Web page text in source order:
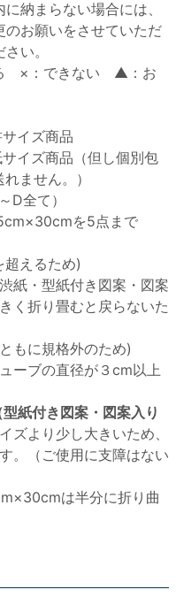
納まらない場合には、
のお願いをさせていただ
い。
る ×：できない ▲：お
イズ商品
イズ商品（但し個別包
ません。）
D全て）
を5点まで
えるため)
紙・型紙付き図案・図案
く折り畳むと戻らないた
もに規格外のため)
ーブの直径が３cm以上
紙付き図案・図案入り
ズより少し大きいため、
。（ご使用に支障はない
は半分に折り曲